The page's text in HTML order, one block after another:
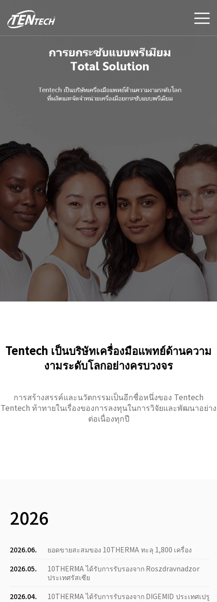
Tentech เป็นบริษัทเครื่องมือแพทย์ด้านความ
งามระดับโลกอย่างครบวงจร
การสร้างสรรค์และนวัตกรรมเป็นอีกชื่อหนึ่งของ Tentech
Tentech ท้าทายในเรื่องของการลงทุนในการวิจัยและพัฒนาอย่าง
ต่อเนื่องทุกปี
2026
2026.06.
ยอดขายสะสมของ 10THERMA ทะลุ 1,800 เครื่อง
2026.05.
10THERMA ได้รับการรับรองจาก Roszdravnadzor
ประเทศรัสเซีย
2026.04.
10THERMA ได้รับการรับรองจาก DIGEMID ประเทศเปรู